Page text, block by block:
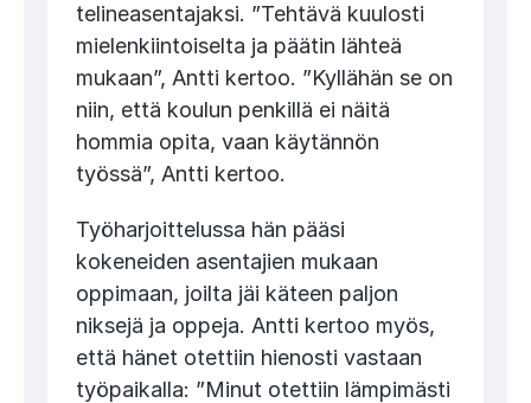
telineasentajaksi. ”Tehtävä kuulosti
mielenkiintoiselta ja päätin lähteä
mukaan”, Antti kertoo. ”Kyllähän se on
niin, että koulun penkillä ei näitä
hommia opita, vaan käytännön
työssä”, Antti kertoo.
Työharjoittelussa hän pääsi
kokeneiden asentajien mukaan
oppimaan, joilta jäi käteen paljon
niksejä ja oppeja. Antti kertoo myös,
että hänet otettiin hienosti vastaan
työpaikalla: ”Minut otettiin lämpimästi